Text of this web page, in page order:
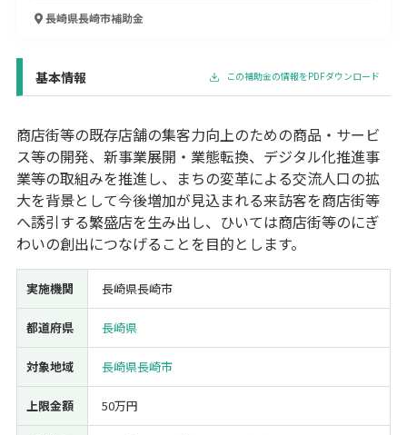
物流・運輸業 製造業
宿泊･旅館業
使い道
経営改善・経営強化 販路拡大 海外展開 設備投資
IT導入
人材採用・雇用
人材育成・福利厚生
特許・知的財産
起業・創業
事業承継 災害・被災者支援
コロナ関連
環境・省エネ
テレワーク
受付中のみ
長崎県長崎市補助金
基本情報 この補助金の情報をPDFダウンロード
商店街等の既存店舗の集客力向上のための商品・サービ
ス等の開発、新事業展開・業態転換、デジタル化推進事
業等の取組みを推進し、まちの変革による交流人口の拡
大を背景として今後増加が見込まれる来訪客を商店街等
へ誘引する繁盛店を生み出し、ひいては商店街等のにぎ
わいの創出につなげることを目的とします。
実施機関 長崎県長崎市
都道府県 長崎県
対象地域 長崎県長崎市
上限金額 50万円